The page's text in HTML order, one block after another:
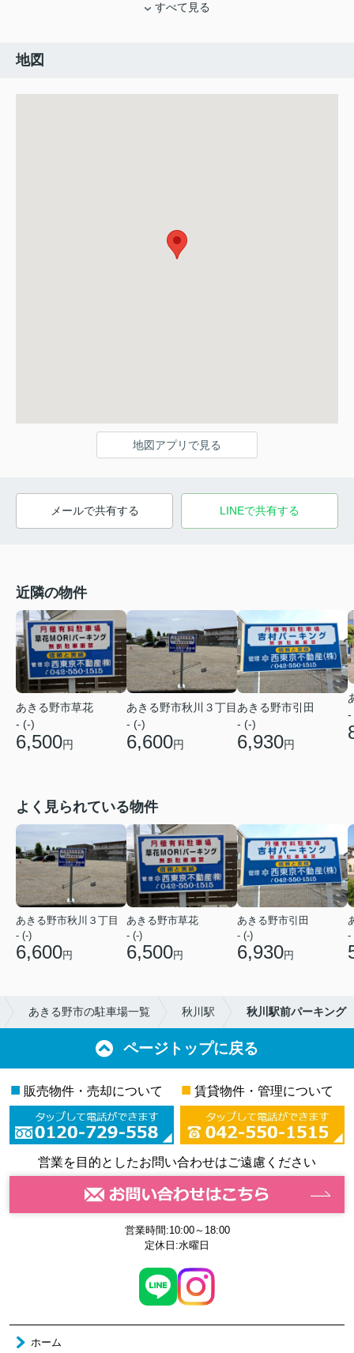
すべて見る
地図
地図アプリで見る
メールで共有する LINEで共有する
近隣の物件
あきる野市草花
- (-)
6,500円
あきる野市秋川３丁目
- (-)
6,600円
あきる野市引田
- (-)
6,930円
-
よく見られている物件
あきる野市秋川３丁目
- (-)
6,600円
あきる野市草花
- (-)
6,500円
あきる野市引田
- (-)
6,930円
-
あきる野市の駐車場一覧 秋川駅 秋川駅前パーキング
ページトップに戻る
■ 販売物件・売却について ■ 賃貸物件・管理について
営業を目的としたお問い合わせはご遠慮ください
営業時間:10:00～18:00
定休日:水曜日
ホーム